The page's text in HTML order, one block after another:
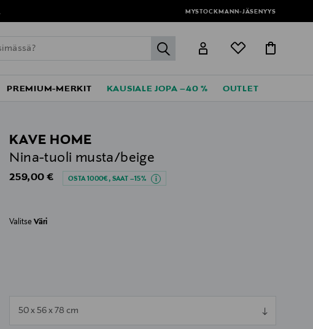
MYSTOCKMANN-JÄSENYYS
label.header.go
PREMIUM-MERKIT KAUSIALE JOPA –40 % OUTLET
KAVE HOME
Nina-tuoli musta/beige
Original Price
259,00 € OSTA 1000€, SAAT –15%
ValitseVäri
50 x 56 x 78 cm
null